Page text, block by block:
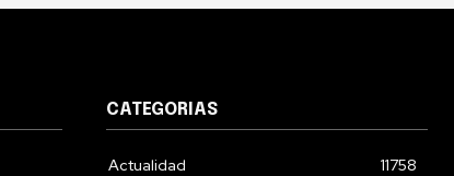
CATEGORIAS
Actualidad
11758